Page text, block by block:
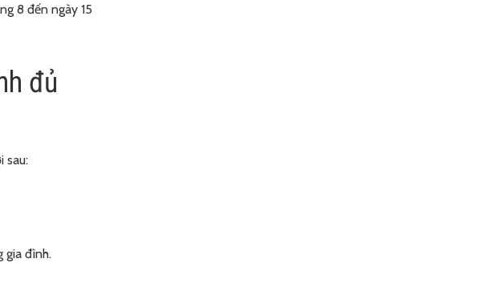
8 đến ngày 15
đủ
sau:
gia đình.